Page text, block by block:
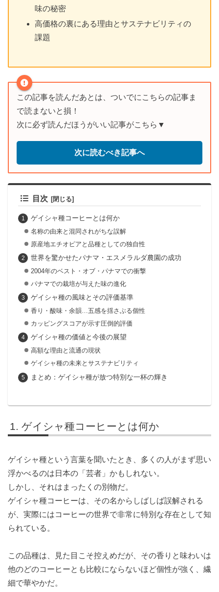
味の秘密
高価格の裏にある理由とサステナビリティの
課題
この記事を読んだあとは、ついでにこちらの記事ま
で読まないと損！
次に必ず読んだほうがいい記事がこちら▼
次に読むべき記事へ
目次
ゲイシャ種コーヒーとは何か
名称の由来と混同されがちな誤解
原産地エチオピアと品種としての独自性
世界を驚かせたパナマ・エスメラルダ農園の成功
2004年のベスト・オブ・パナマでの衝撃
パナマでの栽培が与えた味の進化
ゲイシャ種の風味とその評価基準
香り・酸味・余韻…五感を揺さぶる個性
カッピングスコアが示す圧倒的評価
ゲイシャ種の価値と今後の展望
高額な理由と流通の現状
ゲイシャ種の未来とサステナビリティ
まとめ：ゲイシャ種が放つ特別な一杯の輝き
ゲイシャ種コーヒーとは何か
ゲイシャ種という言葉を聞いたとき、多くの人がまず思い
浮かべるのは日本の「芸者」かもしれない。
しかし、それはまったくの別物だ。
ゲイシャ種コーヒーは、その名からしばしば誤解される
が、実際にはコーヒーの世界で非常に特別な存在として知
られている。
この品種は、見た目こそ控えめだが、その香りと味わいは
他のどのコーヒーとも比較にならないほど個性が強く、繊
細で華やかだ。